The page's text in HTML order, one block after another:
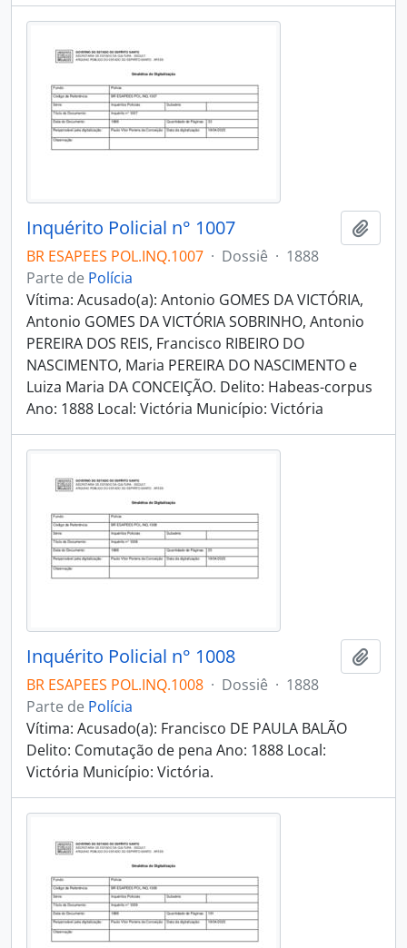
Inquérito Policial n° 1007
BR ESAPEES POL.INQ.1007 · Dossiê · 1888
Parte de Polícia
Vítima: Acusado(a): Antonio GOMES DA VICTÓRIA,
Antonio GOMES DA VICTÓRIA SOBRINHO, Antonio
PEREIRA DOS REIS, Francisco RIBEIRO DO
NASCIMENTO, Maria PEREIRA DO NASCIMENTO e
Luiza Maria DA CONCEIÇÃO. Delito: Habeas-corpus
Ano: 1888 Local: Victória Município: Victória
Inquérito Policial n° 1008
BR ESAPEES POL.INQ.1008 · Dossiê · 1888
Parte de Polícia
Vítima: Acusado(a): Francisco DE PAULA BALÃO
Delito: Comutação de pena Ano: 1888 Local:
Victória Município: Victória.